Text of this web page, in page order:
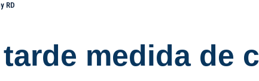
RD
medida de